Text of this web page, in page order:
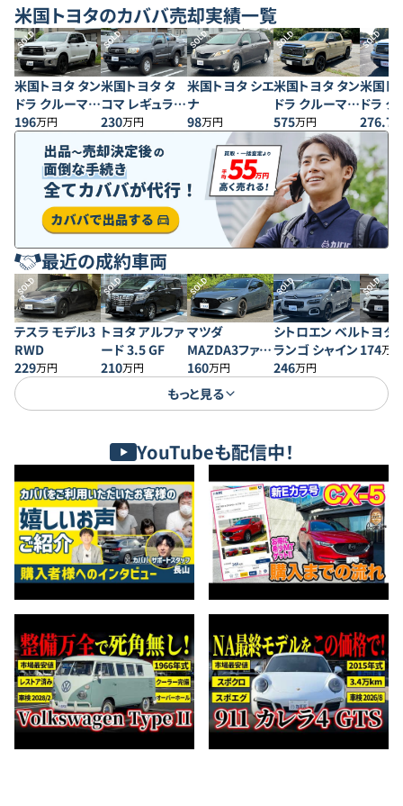
米国トヨタのカババ売却実績一覧
SOLD
米国トヨタ タン
ドラ クルーマッ
クス SR5 5.7
V8
196万円
SOLD
米国トヨタ タ
コマ レギュラー
キャブ
230万円
SOLD
米国トヨタ シエ
ナ
98万円
SOLD
米国トヨタ タン
ドラ クルーマッ
クス SR5
575万円
SOLD
米国ト
ドラ ク
クス
276.7
最近の成約車両
SOLD
テスラ モデル3
RWD
229万円
SOLD
トヨタ アルファ
ード 3.5 GF
210万円
SOLD
マツダ
MAZDA3ファス
トバック 20S プ
ロアクティブ
160万円
SOLD
シトロエン ベル
ランゴ シャイン
246万円
SOLD
トヨタ
174万円
もっと見る
YouTubeも配信中！